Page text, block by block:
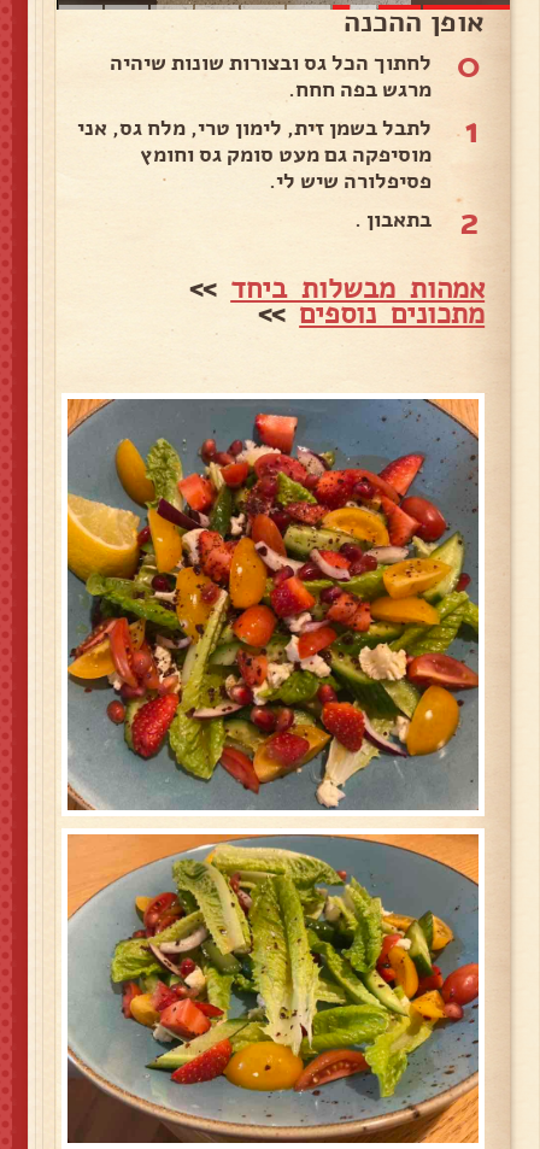
אופן ההכנה
0
לחתוך הכל גס ובצורות שונות שיהיה
מרגש בפה חחח.
1
לתבל בשמן זית, לימון טרי, מלח גס, אני
מוסיפקה גם מעט סומק גס וחומץ
פסיפלורה שיש לי.
2 בתאבון .
אמהות מבשלות ביחד >>
מתכונים נוספים>>